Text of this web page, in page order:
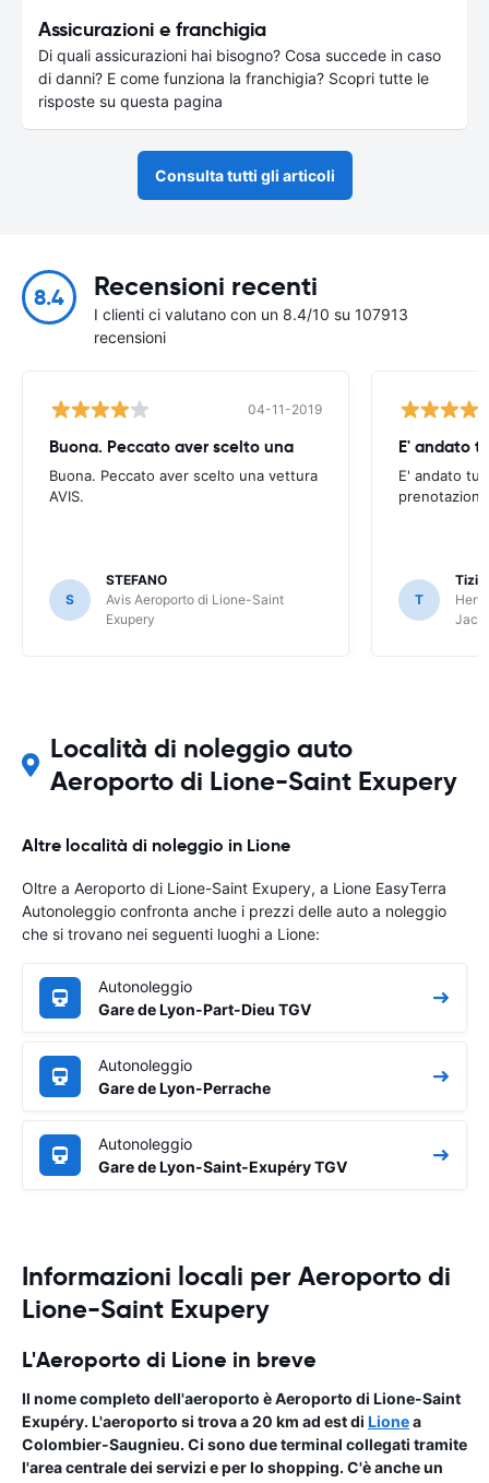
Assicurazioni e franchigia
Di quali assicurazioni hai bisogno? Cosa succede in caso
di danni? E come funziona la franchigia? Scopri tutte le
risposte su questa pagina
Consulta tutti gli articoli
8.4 Recensioni recenti
I clienti ci valutano con un 8.4/10 su 107913
recensioni
04-11-2019
Buona. Peccato aver scelto una
Buona. Peccato aver scelto una vettura
AVIS.
S
STEFANO
Avis Aeroporto di Lione-Saint
Exupery
E' andato
E' andato
T
Località di noleggio auto
Aeroporto di Lione-Saint Exupery
Altre località di noleggio in Lione
Oltre a Aeroporto di Lione-Saint Exupery, a Lione EasyTerra
Autonoleggio confronta anche i prezzi delle auto a noleggio
che si trovano nei seguenti luoghi a Lione:
Autonoleggio
Gare de Lyon-Part-Dieu TGV
Autonoleggio
Gare de Lyon-Perrache
Autonoleggio
Gare de Lyon-Saint-Exupéry TGV
Informazioni locali per Aeroporto di
Lione-Saint Exupery
L'Aeroporto di Lione in breve
Il nome completo dell'aeroporto èAeroporto di Lione-Saint
Exupéry. L'aeroporto si trova a 20 km ad est di Lionea
Colombier-Saugnieu. Ci sono due terminal collegati tramite
l'area centrale dei servizi e per lo shopping. C'è anche un